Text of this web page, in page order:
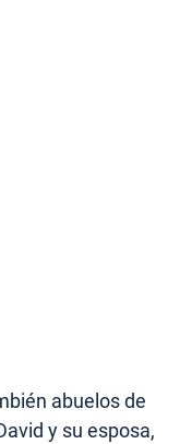
abuelos de
y su esposa,